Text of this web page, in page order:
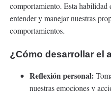
comportamiento. Esta habilidad
entender y manejar nuestras
comportamientos.
¿Cómo desarrollar el
Reflexión personal:
nuestras emociones y